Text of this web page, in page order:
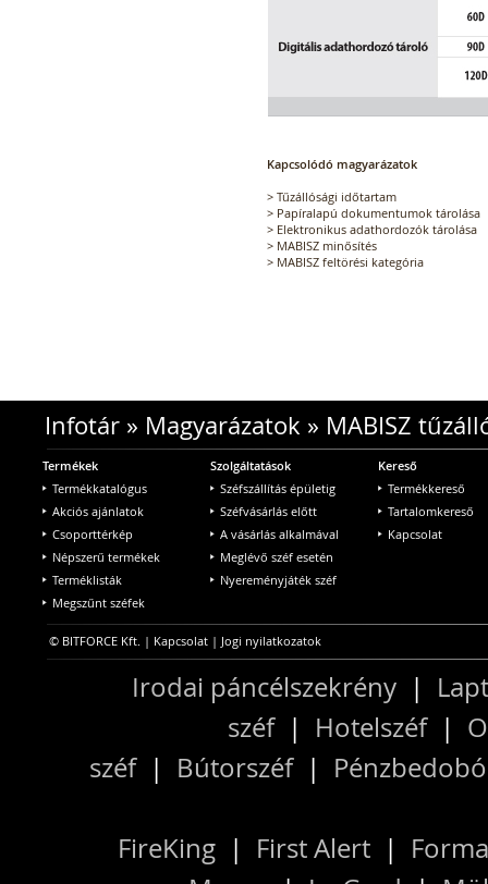
Kapcsolódó magyarázatok
> Tűzállósági időtartam
> Papíralapú dokumentumok tárolása
> Elektronikus adathordozók tárolása
> MABISZ minősítés
> MABISZ feltörési kategória
Infotár» Magyarázatok » MABISZ
Termékek
Termékkatalógus
Akciós ajánlatok
Csoporttérkép
Népszerű termékek
Terméklisták
Megszűnt széfek
Szolgáltatások
Széfszállítás épületig
Széfvásárlás előtt
A vásárlás alkalmával
Meglévő széf esetén
Nyereményjáték széf
Kereső
Termékkereső
Tartalomkereső
Kapcsolat
© BITFORCE Kft. | Kapcsolat | Jogi nyilatkozatok
Irodai páncélszekrény |
széf| Hotelszéf|
széf| Bútorszéf|
FireKing | First Alert |